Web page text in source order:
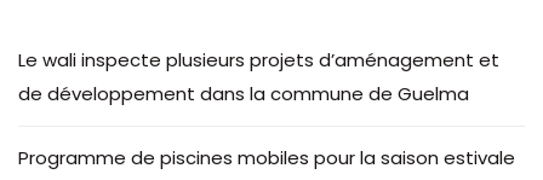
Le wali inspecte plusieurs projets d’aménagement et
de développement dans la commune de Guelma
Programme de piscines mobiles pour la saison estivale